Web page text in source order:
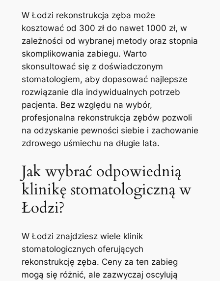
W Łodzi rekonstrukcja zęba może
kosztować‍ od 300 zł do⁣ nawet ‍1000 zł, w
zależności od wybranej metody oraz stopnia
skomplikowania⁣ zabiegu. Warto
skonsultować się z doświadczonym⁣
stomatologiem, aby dopasować najlepsze
rozwiązanie dla indywidualnych potrzeb
pacjenta. Bez ⁤względu na ​wybór,
profesjonalna‍ rekonstrukcja⁤ zębów pozwoli
na​ odzyskanie pewności siebie i zachowanie
zdrowego uśmiechu na długie lata.
Jak wybrać odpowiednią
⁣klinikę stomatologiczną⁣ w
Łodzi?
W Łodzi znajdziesz wiele⁣ klinik
stomatologicznych oferujących
rekonstrukcję zęba. Ceny za ten zabieg
mogą się różnić, ale zazwyczaj oscylują